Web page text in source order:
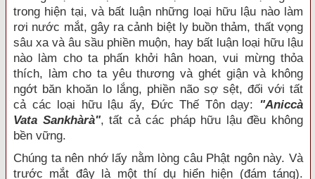
trong hiện tại, và bất luận những loại hữu lậu nào làm
rơi nước mắt, gây ra cảnh biệt ly buồn thảm, thất vọng
sâu xa và âu sầu phiền muộn, hay bất luận loại hữu lậu
nào làm cho ta phấn khởi hân hoan, vui mừng thỏa
thích, làm cho ta yêu thương và ghét giận và không
ngớt băn khoăn lo lắng, phiền não sợ sệt, đối với tất
cả các loại hữu lậu ấy, Ðức Thế Tôn dạy: "Aniccà
Vata Sankhàrà", tất cả các pháp hữu lậu đều không
bền vững.
Chúng ta nên nhớ lấy nằm lòng câu Phật ngôn này. Và
trước mắt đây là một thí dụ hiển hiện (đám táng).